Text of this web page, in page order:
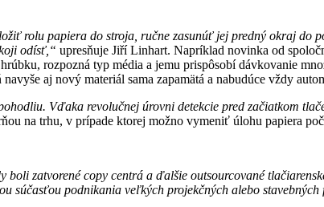
rolu papiera do stroja, ručne zasunúť jej predný okraj do
odísť,“ upresňuje Jiří Linhart. Napríklad novinka od
rozpozná typ média a jemu prispôsobí dávkovanie
aj nový materiál sama zapamätá a nabudúce vždy
Vďaka revolučnej úrovni detekcie pred začiatkom
na trhu, v prípade ktorej možno vymeniť úlohu papiera
boli zatvorené copy centrá a ďalšie outsourcované
súčasťou podnikania veľkých projekčných alebo